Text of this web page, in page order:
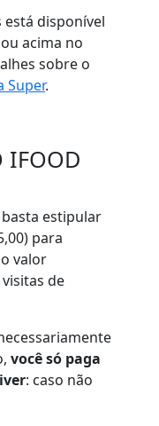
está disponível
acima no
sobre o
Super.
IFOOD
estipular
para
valor
de
você só paga
: caso não